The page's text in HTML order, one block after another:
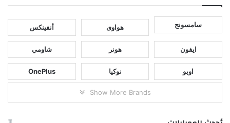
سامسونج هواوى أنفينكس
ايفون هونر شاومي
اوبو نوكيا OnePlus
Show More Brands